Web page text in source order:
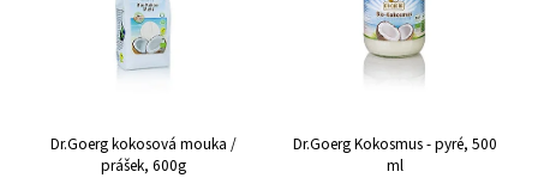
Nejprodávanější
Abecedně
Dr.Goerg kokosová mouka /
prášek, 600g
Dr.Goerg Kokosmus - pyré, 500
ml